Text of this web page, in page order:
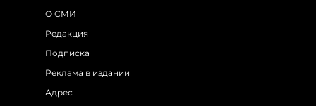
О СМИ
Редакция
Подписка
Реклама в издании
Адрес